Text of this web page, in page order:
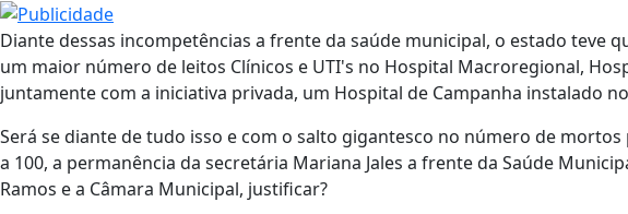
Diante dessas incompetências a frente da saúde municipal, o estado teve
um maior número de leitos Clínicos e UTI's no Hospital Macroregional,
juntamente com a iniciativa privada, um Hospital de Campanha instalado
Será se diante de tudo isso e com o salto gigantesco no número de
a 100, a permanência da secretária Mariana Jales a frente da Saúde
Ramos e a Câmara Municipal, justificar?